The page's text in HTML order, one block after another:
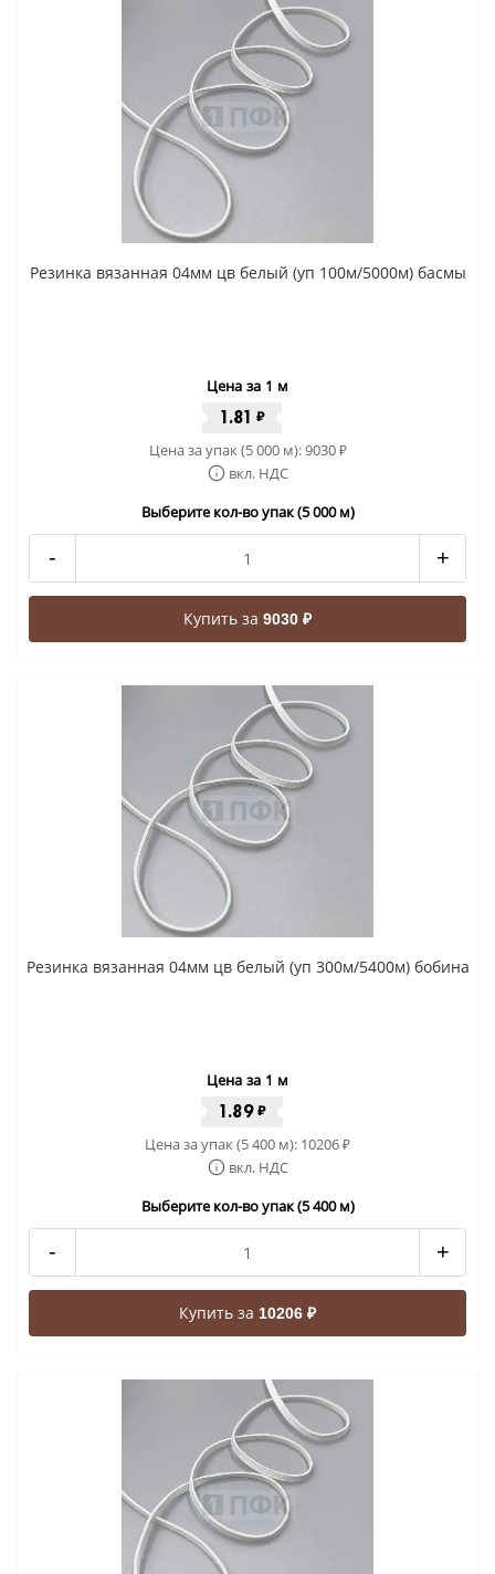
Резинка вязанная 04мм цв белый (уп 100м/5000м) басмы
Цена за 1 м
1.81 ₽
Цена за упак (5 000 м):9030₽
вкл. НДС
Выберите кол-во упак (5 000 м)
- +
Купить за 9030 ₽
Резинка вязанная 04мм цв белый (уп 300м/5400м) бобина
Цена за 1 м
1.89₽
Цена за упак (5 400 м): 10206₽
вкл. НДС
Выберите кол-во упак (5 400 м)
- +
Купить за 10206 ₽